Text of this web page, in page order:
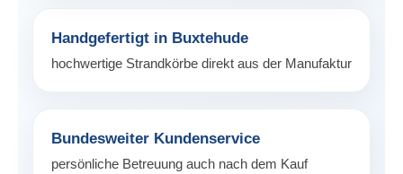
Handgefertigt in Buxtehude
hochwertige Strandkörbe direkt aus der Manufaktur
Bundesweiter Kundenservice
persönliche Betreuung auch nach dem Kauf